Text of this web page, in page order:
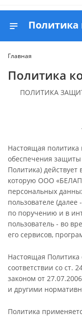
Главная
Политика
ПОЛИТИКА
Настоящая
обеспечения
Политика)
которую ООО
персональных
пользователе
по поручению и в
пользователь - во
его сервисов,
Настоящая Политика
соответствии со ст.
законом от
и другими
Политика